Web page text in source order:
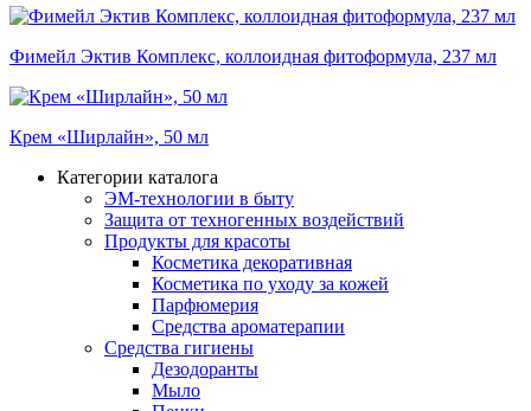
Фимейл Эктив Комплекс, коллоидная фитоформула, 237 мл
Крем «Ширлайн», 50 мл
Категории каталога
ЭМ-технологии в быту
Защита от техногенных воздействий
Продукты для красоты
Косметика декоративная
Косметика по уходу за кожей
Парфюмерия
Средства ароматерапии
Средства гигиены
Дезодоранты
Мыло